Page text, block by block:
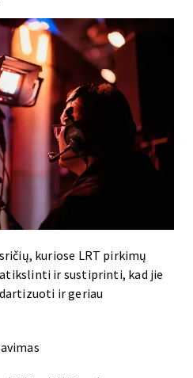
kuriose LRT pirkimų
ir sustiprinti, kad jie
ir geriau